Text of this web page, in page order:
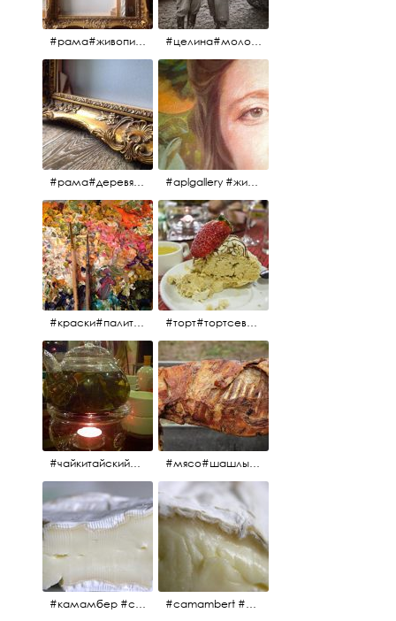
#рама#живопись#антиквариат#спб#aplgallery #целина#молодёжьнацелине#комсомолки#50тыегода #50тые#СССР
#рама#деревяннаярама#антиквариат#живопись#aplgallery #aplgallery #живопись #портрет
#краски#палитра#картина#живопись#aplgallery #торт#тортсевер#север#severspb#северметрополь#безе#безесклубникой#тортвоздушный#тортсбезе#cake#meringuecake#meringuecakewithstrawberries @sever_metropol
#чайкитайский#чай#tea#teachinese @chinacook.ru #мясо#шашлык#шашлыкмашлык #пальчикиоближешь
#камамбер #сыр #camambert #camambert #сыр#камамбер